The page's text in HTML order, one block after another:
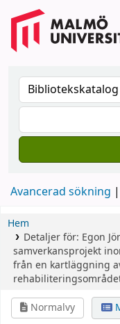
Avancerad sökning
Hem
Detaljer för: Egon
samverkansprojekt
från en kartläggning
Normalvy